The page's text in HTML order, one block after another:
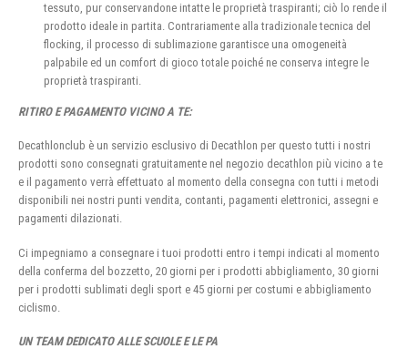
tessuto, pur conservandone intatte le proprietà traspiranti; ciò lo rende il
prodotto ideale in partita. Contrariamente alla tradizionale tecnica del
flocking, il processo di sublimazione garantisce una omogeneità
palpabile ed un comfort di gioco totale poiché ne conserva integre le
proprietà traspiranti.
RITIRO E PAGAMENTO VICINO A TE:
Decathlonclub è un servizio esclusivo di Decathlon per questo tutti i nostri
prodotti sono consegnati gratuitamente nel negozio decathlon più vicino a te
e il pagamento verrà effettuato al momento della consegna con tutti i metodi
disponibili nei nostri punti vendita, contanti, pagamenti elettronici, assegni e
pagamenti dilazionati.
Ci impegniamo a consegnare i tuoi prodotti entro i tempi indicati al momento
della conferma del bozzetto, 20 giorni per i prodotti abbigliamento, 30 giorni
per i prodotti sublimati degli sport e 45 giorni per costumi e abbigliamento
ciclismo.
UN TEAM DEDICATO ALLE SCUOLE E LE PA